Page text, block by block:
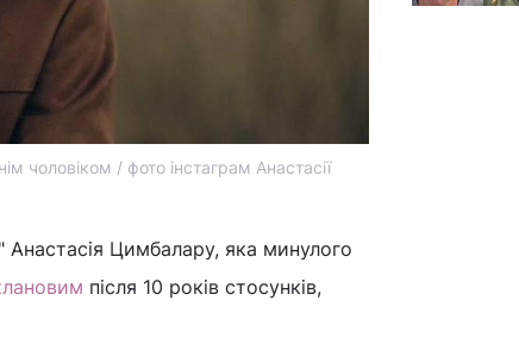
чоловіком / фото інстаграм Анастасії
Анастасія Цимбалару, яка минулого
після 10 років стосунків,